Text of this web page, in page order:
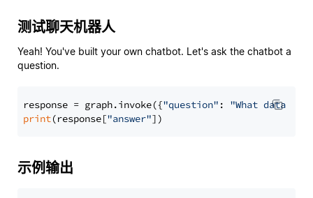
测试聊天机器人
Yeah! You've built your own chatbot. Let's ask the chatbot a
question.
response = graph.invoke({"question" : "What data
print(response["answer"
示例输出